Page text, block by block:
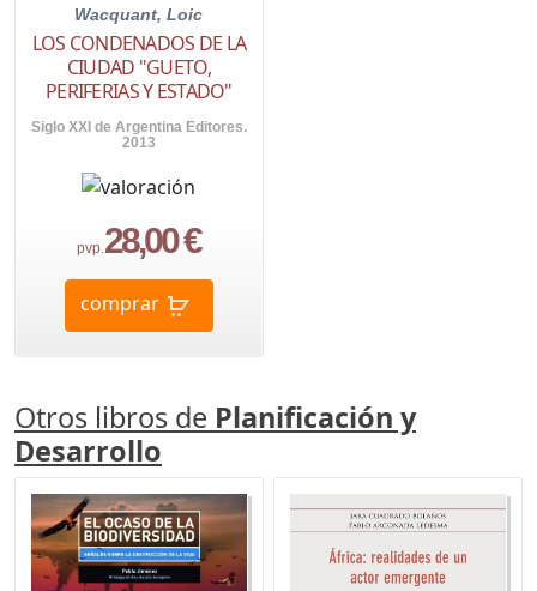
Wacquant, Loic
LOS CONDENADOS DE LA
CIUDAD "GUETO,
PERIFERIAS Y ESTADO"
Siglo XXI de Argentina Editores.
2013
pvp. 28,00 €
comprar
Otros libros de Planificación y
Desarrollo